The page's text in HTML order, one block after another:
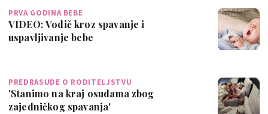
PRVA GODINA BEBE
VIDEO: Vodič kroz spavanje i
uspavljivanje bebe
PREDRASUDE O RODITELJSTVU
'Stanimo na kraj osudama zbog
zajedničkog spavanja'